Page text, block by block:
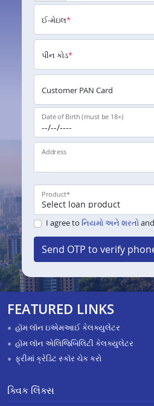
ઈ-મેઇલ*
પીન કોડ*
Customer PAN Card
Date of Birth (must be 18+)
Address
Product*
I agree to નિયમો અને શરતોand
Send OTP to verify
FEATURED LINKS
હૉમ લૉન ઇએમઆઈ કેલક્યુલેટર
હૉમ લૉન એલિજિબિલિટી કેલક્યુલેટર
ફ્રીમાં ક્રેડિટ સ્કૉર ચેક કરો
ક્વિક લિંક્સ